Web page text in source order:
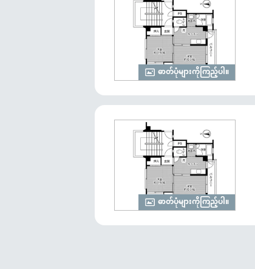
ဓာတ်ပုံများကိုကြည့်ပါ။
ဓာတ်ပုံများကိုကြည့်ပါ။